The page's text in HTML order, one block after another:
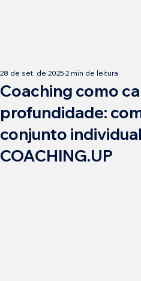
Coaching como
profundidade:
conjunto
COACHING.UP
28 de set. de 2025 2 min de leitura